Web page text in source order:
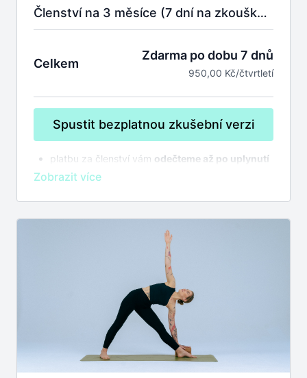
Členství na 3 měsíce (7 dní na zkoušku zdarma)
Celkem
Zdarma po dobu 7 dnů
950,00 Kč/čtvrtletí
Spustit bezplatnou zkušební verzi
platbu za členství vám odečteme až po uplynutí
7 dnů na zkoušku
členství se automaticky prodlužuje,zrušit